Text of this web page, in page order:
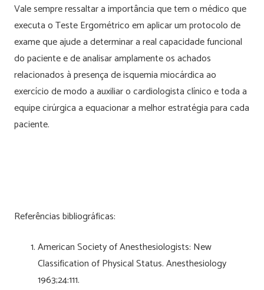
Vale sempre ressaltar a importância que tem o médico que
executa o Teste Ergométrico em aplicar um protocolo de
exame que ajude a determinar a real capacidade funcional
do paciente e de analisar amplamente os achados
relacionados à presença de isquemia miocárdica ao
exercício de modo a auxiliar o cardiologista clínico e toda a
equipe cirúrgica a equacionar a melhor estratégia para cada
paciente.
Referências bibliográficas:
American Society of Anesthesiologists: New
Classification of Physical Status. Anesthesiology
1963;24:111.